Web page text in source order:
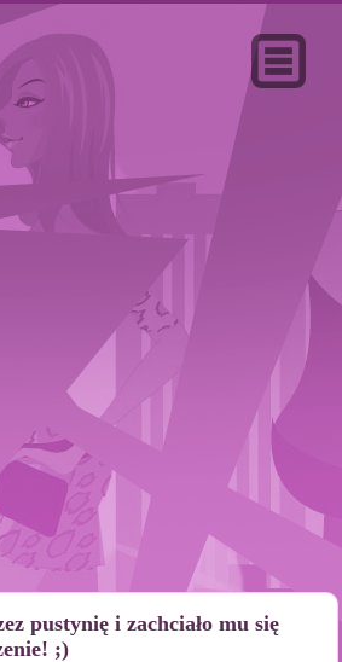
pustynię i zachciało mu się
;)